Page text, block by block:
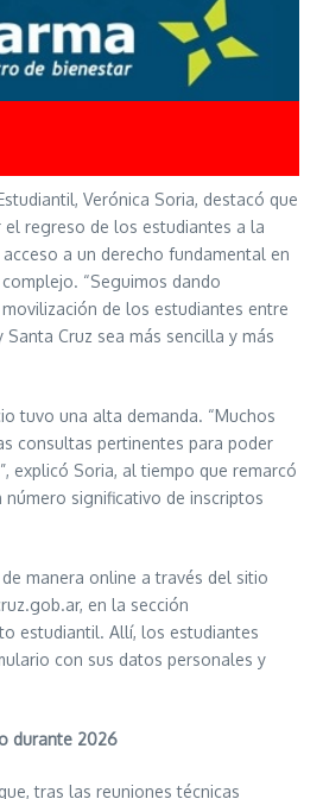
Verónica Soria, destacó que
regreso de los estudiantes a la
a un derecho fundamental en
“Seguimos dando
de los estudiantes entre
Santa Cruz sea más sencilla y más
tuvo una alta demanda. “Muchos
consultas pertinentes para poder
explicó Soria, al tiempo que remarcó
número significativo de inscriptos
manera online a través del sitio
en la sección
estudiantil. Allí, los estudiantes
con sus datos personales y
durante 2026
tras las reuniones técnicas